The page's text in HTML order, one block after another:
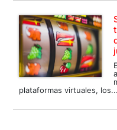
plataformas virtuales, los...